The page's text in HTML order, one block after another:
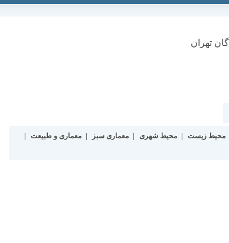
محیط زیست محیط شهری معماری سبز معماری و طبیعت